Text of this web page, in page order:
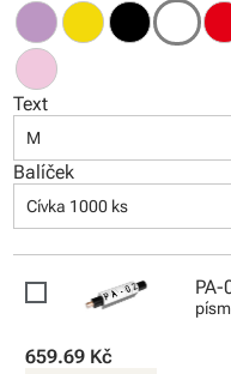
Text
M
Balíček
Cívka 1000 ks
659.69 Kč